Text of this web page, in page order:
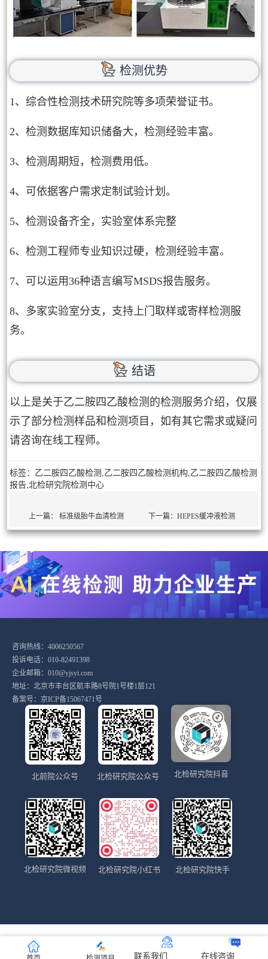
检测优势
1、综合性检测技术研究院等多项荣誉证书。
2、检测数据库知识储备大，检测经验丰富。
3、检测周期短，检测费用低。
4、可依据客户需求定制试验计划。
5、检测设备齐全，实验室体系完整
6、检测工程师专业知识过硬，检测经验丰富。
7、可以运用36种语言编写MSDS报告服务。
8、多家实验室分支，支持上门取样或寄样检测服
务。
结语
以上是关于乙二胺四乙酸检测的检测服务介绍，仅展
示了部分检测样品和检测项目，如有其它需求或疑问
请咨询在线工程师。
标签：乙二胺四乙酸检测,乙二胺四乙酸检测机构,乙二胺四乙酸检测
报告,北检研究院检测中心
上一篇：标准级胎牛血清检测 下一篇： HEPES缓冲液检测
咨询热线：4006250567
投诉电话：010-82491398
企业邮箱：010@yjsyi.com
地址：北京市丰台区航丰路8号院1号楼1层121
备案号： 京ICP备15067471号
北前院公众号 北检研究院公众号 北检研究院抖音
北检研究院微视频 北检研究院小红书 北检研究院快手
联系我们 在线咨询